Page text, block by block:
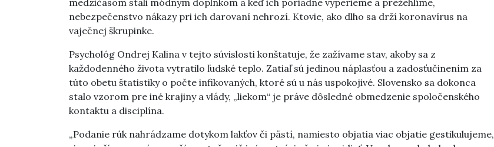
nebezpečenstvo nákazy pri ich darovaní nehrozí. Ktovie, ako dlho sa drží koronavírus na
vaječnej škrupinke.
Psychológ Ondrej Kalina v tejto súvislosti konštatuje, že zažívame stav, akoby sa z
každodenného života vytratilo ľudské teplo. Zatiaľ sú jedinou náplasťou a zadosťučinením za
túto obetu štatistiky o počte infikovaných, ktoré sú u nás uspokojivé. Slovensko sa dokonca
stalo vzorom pre iné krajiny a vlády, „liekom“ je práve dôsledné obmedzenie spoločenského
kontaktu a disciplína.
„Podanie rúk nahrádzame dotykom lakťov či pästí, namiesto objatia viac objatie gestikulujeme,